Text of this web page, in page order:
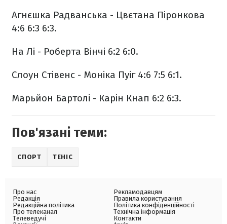
Агнєшка Радванська - Цвєтана Піронкова
4:6 6:3 6:3.
На Лі - Роберта Вінчі 6:2 6:0.
Слоун Стівенс - Моніка Пуіг 4:6 7:5 6:1.
Марьйон Бартолі - Карін Кнап 6:2 6:3.
Пов'язані теми:
СПОРТ ТЕНІС
Про нас
Редакція
Редакційна політика
Про телеканал
Телеведучі
Рекламодавцям
Правила користування
Політика конфіденційності
Технічна інформація
Контакти